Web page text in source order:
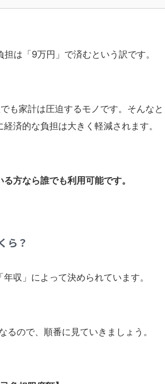
は「9万円」で済むという訳です。
も家計は圧迫するモノです。そんなと
済的な負担は大きく軽減されます。
方なら誰でも利用可能です。
ら？
収」によって決められています。
ので、順番に見ていきましょう。